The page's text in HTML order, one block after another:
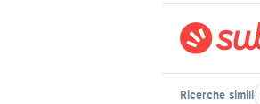
Ricerche simili